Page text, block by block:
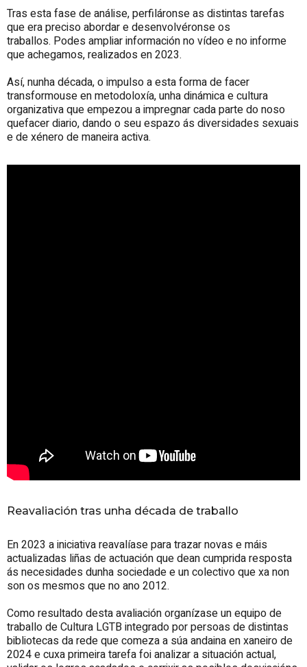
Tras esta fase de análise, perfiláronse as distintas tarefas
que era preciso abordar e desenvolvéronse os
traballos. Podes ampliar información no vídeo e no informe
que achegamos, realizados en 2023.
Así, nunha década, o impulso a esta forma de facer
transformouse en metodoloxía, unha dinámica e cultura
organizativa que empezou a impregnar cada parte do noso
quefacer diario, dando o seu espazo ás diversidades sexuais
e de xénero de maneira activa.
Reavaliación tras unha década de traballo
En 2023 a iniciativa reavalíase para trazar novas e máis
actualizadas liñas de actuación que dean cumprida resposta
ás necesidades dunha sociedade e un colectivo que xa non
son os mesmos que no ano 2012.
Como resultado desta avaliación organízase un equipo de
traballo de Cultura LGTB integrado por persoas de distintas
bibliotecas da rede que comeza a súa andaina en xaneiro de
2024 e cuxa primeira tarefa foi analizar a situación actual,